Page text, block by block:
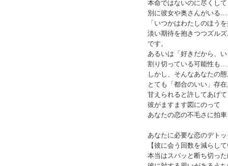
本命ではないのに尽くし
別に彼女や奥さんがいる
「いつかはわたしのほう
淡い期待を抱きつつズル
です。
あるいは「好きだから、
割り切っている可能性も
しかし、そんなあなたの
とても「都合のいい」存
甘えられると許してあげ
彼がますます図にのって
あなたの恋の不毛さに拍
あなたに必要な恋のデト
【彼に会う回数を減らし
本当はスパッと断ち切っ